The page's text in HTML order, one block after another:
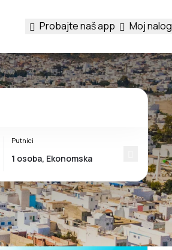
Probajte naš app Moj nalog
Putnici